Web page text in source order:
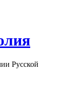
Русской